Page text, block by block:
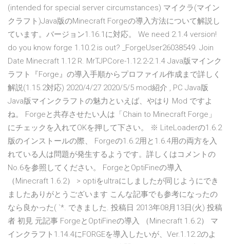
(intended for special server circumstances) マイクラ(マイン
クラフト)Java版のMinecraft Forgeの導入方法について解説し
ています。バージョン1.16.1に対応。 We need 2.1.4 version!
do you know forge 1.10.2 is out? _ForgeUser26038549. Join
Date Minecraft 1.12 R. MrTJPCore-1.12.2-2.1.4 Java版マインク
ラフト『Forge』の導入手順からプロファイル作成まで詳しく
解説(1.15.2対応) 2020/4/27 2020/5/5 mod紹介 , PC Java版
Java版マインクラフトの魅力といえば、やはり Mod ですよ
ね。 Forgeと共存させたい人は「Chain to Minecraft Forge」
にチェックを入れてOKを押して下さい。 ※ LiteLoaderの1.6.2
版のインストールの際、 Forgeの1.6.2用と1.6.4用の両方を入
れている人は問題が発生するようです。詳しくはコメントの
No.6を参照してください。 ForgeとOptiFineの導入
（Minecraft 1.6.2） > optiをultraにしましたが同じようにでき
ましたありがとうございます こんな記事でも参考になったの
なら良かった( `*. できました. 投稿日 2013年08月13日(火) 投稿
者 初見 元記事 ForgeとOptiFineの導入 （Minecraft 1.6.2） マ
インクラフト1.14.4にFORGEを導入したいが、Ver.1.12.2のよ